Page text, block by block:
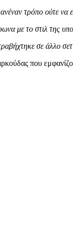
τρόπο ούτε
με το στιλ της
σε άλλο
που